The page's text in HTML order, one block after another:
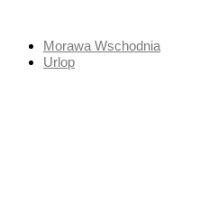
treści
Morawa Wschodnia
Urlop